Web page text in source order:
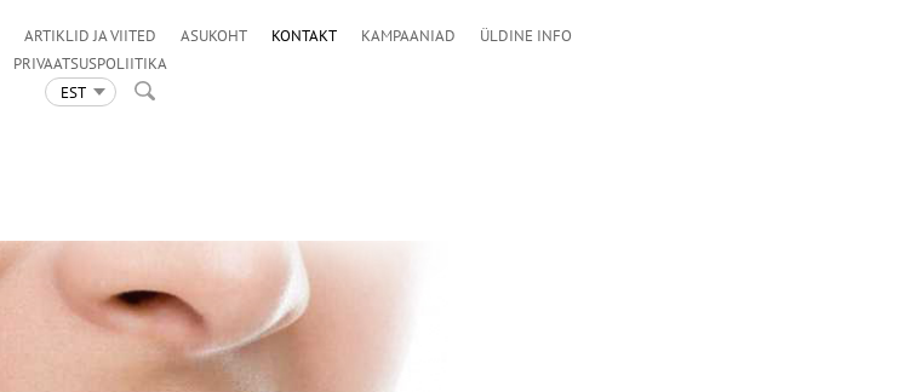
ARTIKLID JA VIITED ASUKOHT KONTAKT KAMPAANIAD
ÜLDINE INFO
PRIVAATSUSPOLIITIKA
EST